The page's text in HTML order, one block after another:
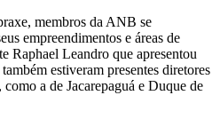
membros da ANB se
empreendimentos e áreas de
Raphael Leandro que apresentou
estiveram presentes diretores
a de Jacarepaguá e Duque de